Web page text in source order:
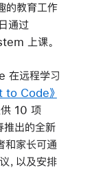
的教育工作
通过
上课。
在远程学习
to Code》
供 10 项
出的全新
和家长可通
，以及安排